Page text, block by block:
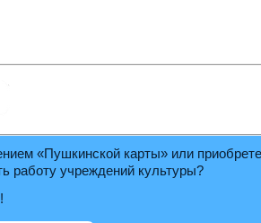
«Пушкинской карты» или
работу учреждений культуры?